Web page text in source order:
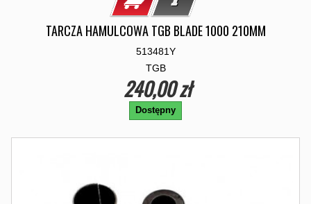
TARCZA HAMULCOWA TGB BLADE 1000 210MM
513481Y
TGB
240,00 zł
Dostępny